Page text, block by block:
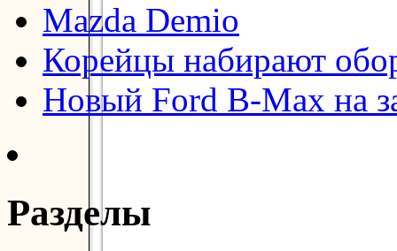
Mazda Demio
Корейцы набирают
Новый Ford B-Max на
Разделы